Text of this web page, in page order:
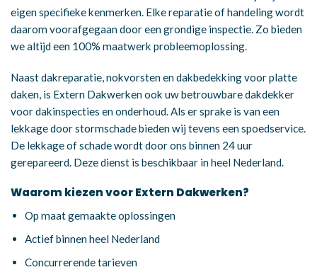
eigen specifieke kenmerken. Elke reparatie of handeling wordt
daarom voorafgegaan door een grondige inspectie. Zo bieden
we altijd een 100% maatwerk probleemoplossing.
Naast dakreparatie, nokvorsten en dakbedekking voor platte
daken, is Extern Dakwerken ook uw betrouwbare dakdekker
voor dakinspecties en onderhoud. Als er sprake is van een
lekkage door stormschade bieden wij tevens een spoedservice.
De lekkage of schade wordt door ons binnen 24 uur
gerepareerd. Deze dienst is beschikbaar in heel Nederland.
Waarom kiezen voor Extern Dakwerken?
Op maat gemaakte oplossingen
Actief binnen heel Nederland
Concurrerende tarieven